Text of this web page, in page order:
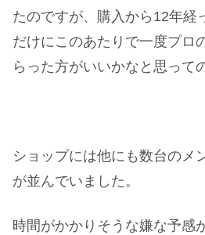
たのですが、購入から12年経
だけにこのあたりで一度プロ
らった方がいいかなと思って
ショップには他にも数台のメ
が並んでいました。
時間がかかりそうな嫌な予感